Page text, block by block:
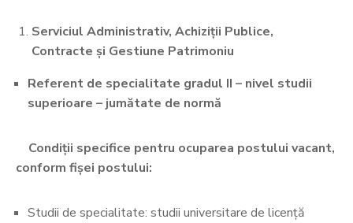
Serviciul Administrativ, Achiziții Publice,
Contracte și Gestiune Patrimoniu
Referent de specialitate gradul II – nivel studii
superioare – jumătate de normă
Condiții specifice pentru ocuparea postului vacant,
conform fișei postului:
Studii de specialitate: studii universitare de licenţă